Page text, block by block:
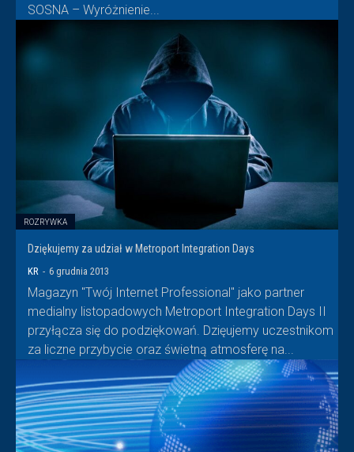
SOSNA – Wyróżnienie...
ROZRYWKA
Dziękujemy za udział w Metroport Integration Days
KR - 6 grudnia 2013
Magazyn "Twój Internet Professional" jako partner
medialny listopadowych Metroport Integration Days II
przyłącza się do podziękowań. Dzięujemy uczestnikom
za liczne przybycie oraz świetną atmosferę na...